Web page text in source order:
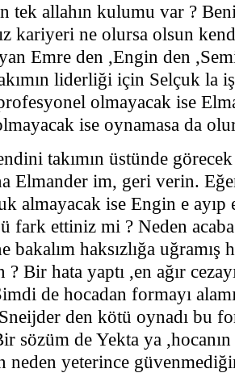
tek allahın kulumu var ?
kariyeri ne olursa olsun
Emre den ,Engin den
liderliği için Selçuk la
olmayacak ise
ise oynamasa da
takımın üstünde
Elmander im, geri verin.
almayacak ise Engin e
fark ettiniz mi ? Neden
bakalım haksızlığa uğramış
? Bir hata yaptı ,en ağır
de hocadan formayı
den kötü oynadı bu
sözüm de Yekta ya
neden yeterince